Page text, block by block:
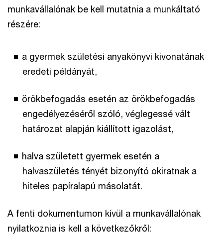
munkavállalónak be kell mutatnia a munkáltató
részére:
a gyermek születési anyakönyvi kivonatának
eredeti példányát,
örökbefogadás esetén az örökbefogadás
engedélyezéséről szóló, véglegessé vált
határozat alapján kiállított igazolást,
halva született gyermek esetén a
halvaszületés tényét bizonyító okiratnak a
hiteles papíralapú másolatát.
A fenti dokumentumon kívül a munkavállalónak
nyilatkoznia is kell a következőkről: